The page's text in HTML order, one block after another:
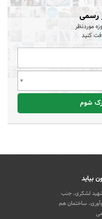
رسمی
موردنظر
کنید
شوم
بیاید
شهید لشکری، جنب
ساختمان هم